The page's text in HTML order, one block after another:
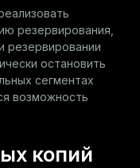
резервирования,
резервировании
остановить
сегментах
возможность
копий